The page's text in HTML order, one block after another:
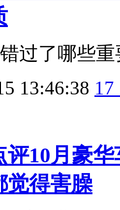
过了哪些
13:46:38 17
评10月豪
觉得害臊